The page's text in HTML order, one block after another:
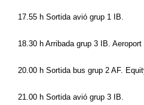
17.55 h Sortida avió grup 1 IB.
18.30 h Arribada grup 3 IB.
20.00 h Sortida bus grup 2 AF.
21.00 h Sortida avió grup 3 IB.